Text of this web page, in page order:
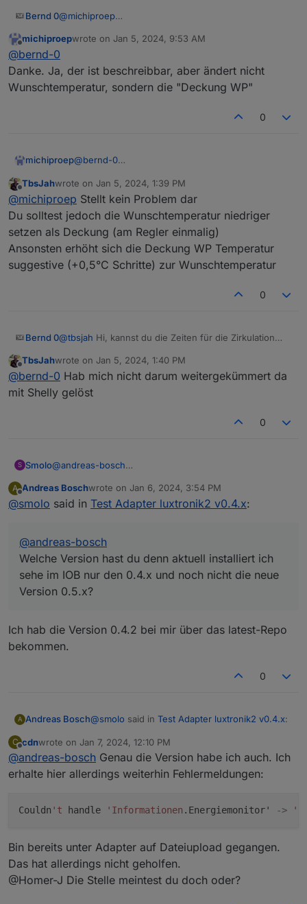
Bernd 0@michiproep
schreibbar sein
Offline
michiproepwrote on Jan 5, 2024, 9:53 AM
last edited by
@bernd-0
Danke. Ja, der ist beschreibbar, aber ändert nicht
Wunschtemperatur, sondern die "Deckung WP"
0
michiproep@bernd-0
Wunschtemperatur, sondern die "Deckung WP"
Offline
TbsJahwrote on Jan 5, 2024, 1:39 PM
last edited by
@michiproep Stellt kein Problem dar
Du solltest jedoch die Wunschtemperatur niedriger
setzen als Deckung (am Regler einmalig)
Ansonsten erhöht sich die Deckung WP Temperatur
suggestive (+0,5°C Schritte) zur Wunschtemperatur
0
Bernd 0@tbsjah Hi, kannst du die Zeiten für die Zirkulation
Offline
TbsJahwrote on Jan 5, 2024, 1:40 PM
last edited by
@bernd-0 Hab mich nicht darum weitergekümmert da
mit Shelly gelöst
0
S Smolo@andreas-bosch
im IOB nur den 0.4.x und noch nicht die neue Version
0.5.x?
A
Offline
Andreas Boschwrote on Jan 6, 2024, 3:54 PM
last edited by
@smolo said in Test Adapter luxtronik2 v0.4.x:
@andreas-bosch
Welche Version hast du denn aktuell installiert ich
sehe im IOB nur den 0.4.x und noch nicht die neue
Version 0.5.x?
Ich hab die Version 0.4.2 bei mir über das latest-Repo
bekommen.
0
A Andreas Bosch@smolo said in Test Adapter luxtronik2 v0.4.x:
@andreas-bosch
Welche Version hast du denn aktuell
installiert ich sehe im IOB nur den 0.4.x
Ich hab die Version 0.4.2 bei mir über das
C
Offline
cdnwrote on Jan 7, 2024, 12:10 PM
last edited by
@andreas-bosch Genau die Version habe ich auch. Ich
erhalte hier allerdings weiterhin Fehlermeldungen:
Couldn 't handle 'Informationen .Energiemonitor' -> 'W
Bin bereits unter Adapter auf Dateiupload gegangen.
Das hat allerdings nicht geholfen.
@Homer-J Die Stelle meintest du doch oder?